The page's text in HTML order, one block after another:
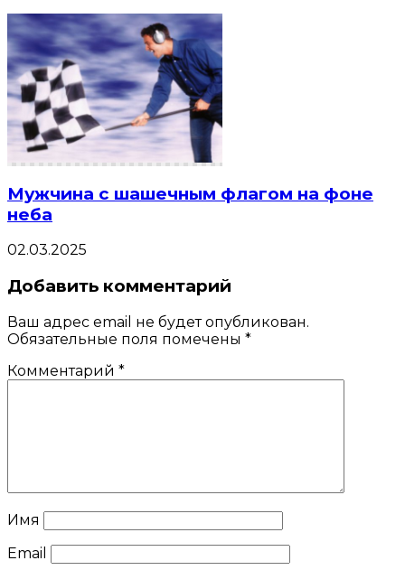
Мужчина с шашечным флагом на фоне
неба
02.03.2025
Добавить комментарий
Ваш адрес email не будет опубликован.
Обязательные поля помечены *
Комментарий *
Имя
Email